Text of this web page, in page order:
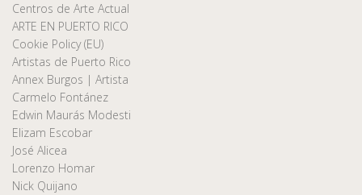
Centros de Arte Actual
ARTE EN PUERTO RICO
Cookie Policy (EU)
Artistas de Puerto Rico
Annex Burgos | Artista
Carmelo Fontánez
Edwin Maurás Modesti
Elizam Escobar
José Alicea
Lorenzo Homar
Nick Quijano